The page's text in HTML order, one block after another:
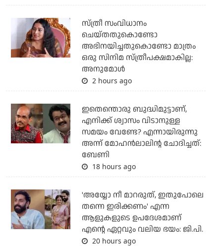
സ്ത്രീ സംവിധാനം
ചെയ്തതുകൊണ്ടോ
അഭിനയിച്ചതുകൊണ്ടോ മാത്രം
ഒരു സിനിമ സ്ത്രീപക്ഷമാകില്ല:
അനുമോൾ
2 hours ago
ഇതെന്തൊരു ബുദ്ധിമുട്ടാണ്,
എനിക്ക് ശ്വാസം വിടാനുള്ള
സമയം വേണ്ടേ? എന്നായിരുന്നു
അന്ന് മോഹൻലാലിന്റ ചോദിച്ചത്:
ബേണി
18 hours ago
'അയ്യോ നീ മാറരുത്, ഇതുപോലെ
തന്നെ ഇരിക്കണം' എന്ന
ആളുകളുടെ ഉപദേശമാണ്
എന്റെ ഏറ്റവും വലിയ ഭയം: ജി.പി.
20 hours ago